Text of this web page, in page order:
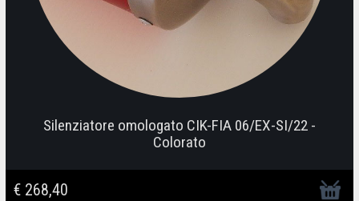
Silenziatore omologato CIK-FIA 06/EX-SI/22 -
Colorato
€ 268,40